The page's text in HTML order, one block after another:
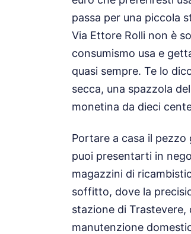
passa per una piccola
Via Ettore Rolli non è
consumismo usa e
quasi sempre. Te lo
secca, una spazzola
monetina da dieci
Portare a casa il
puoi presentarti in
magazzini di
soffitto, dove la
stazione di
manutenzione